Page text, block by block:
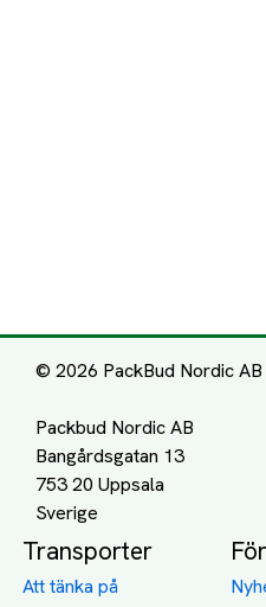
© 2026 PackBud Nordic AB
Packbud Nordic AB
Bangårdsgatan 13
753 20 Uppsala
Transporter
Att tänka på